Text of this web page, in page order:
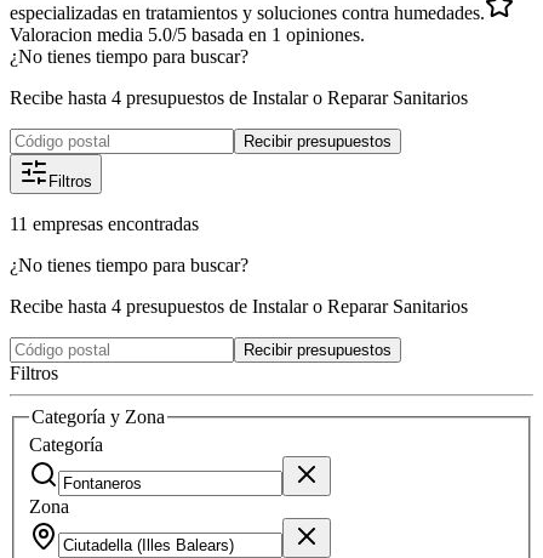
especializadas en tratamientos y soluciones contra humedades.
Valoracion media 5.0/5 basada en 1 opiniones.
¿No tienes tiempo para buscar?
Recibe hasta 4 presupuestos de Instalar o Reparar Sanitarios
Recibir presupuestos
Filtros
11 empresas encontradas
¿No tienes tiempo para buscar?
Recibe hasta 4 presupuestos de Instalar o Reparar Sanitarios
Recibir presupuestos
Filtros
Categoría y Zona
Categoría
Zona